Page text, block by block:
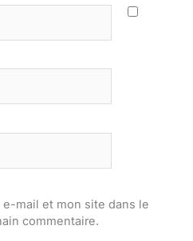
mail et mon site dans le
commentaire.